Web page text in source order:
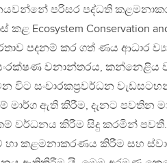
පරිසර පද්ධති
Ecosystem Conservation
පදනම් කර ගත් ණය ආධාර
වනාන්තරය, කන්නෙළිය
විට සංචාරකප‍්‍රවර්ධන
මාර්ග ඇති කිරීම, දැනට පවතින
වර්ධනය කිරීම සිදු කරමින් පවතී.
කළමනාකරණය කිරීම සහ